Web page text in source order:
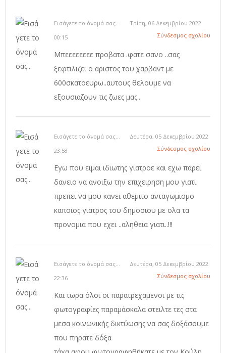
Εισάγετε το όνομά σας...
Τρίτη, 06 Δεκεμβρίου 2022
00:15
Σύνδεσμος σχολίου
Μπεεεεεεεε προβατα .φατε σανο ..σας
ξεφτιλιζει ο αριστος του χαρβαντ με
600σκατοευρω..αυτους θελουμε να
εξουσιαζουν τις ζωες μας...
Εισάγετε το όνομά σας...
Δευτέρα, 05 Δεκεμβρίου 2022
23:58
Σύνδεσμος σχολίου
Εγω που ειμαι ιδιωτης γιατροε και εχω παρει
δανειο να ανοιξω την επιχειρηση μου γιατι
πρεπει να μου κανει αθεμιτο ανταγωμισμο
καποιος γιατρος του δημοσιου με ολα τα
προνομια που εχει ..αληθεια γιατι..!!!
Εισάγετε το όνομά σας...
Δευτέρα, 05 Δεκεμβρίου 2022
22:36
Σύνδεσμος σχολίου
Και τωρα όλοι οι παρατρεχαμενοι με τις
φωτογραφίες παραμάσκαλα στειλτε τες στα
μεσα κοινωνικής δικτύωσης να σας δοξάσουμε
που πηρατε δόξα